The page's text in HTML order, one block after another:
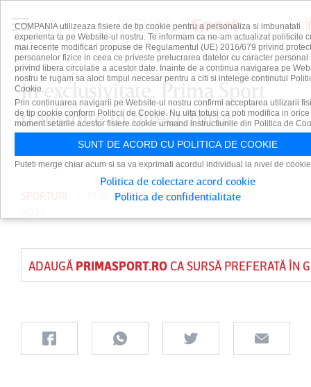
În exclusivitate, Prima Sport
transmite în direct Turul
României 2025
PUBLICAT DE DAIAN CUTUPE 31 IUL
ADAUGĂ PRIMASPORT.ROCA SURSĂ PREFERATĂ ÎN
COMPANIA utilizeaza fisiere de tip cookie pentru a personaliza si imbunatati
experienta ta pe Website-ul nostru. Te informam ca ne-am actualizat politicile
mai recente modificari propuse de Regulamentul (UE) 2016/679 privind
persoanelor fizice in ceea ce priveste prelucrarea datelor cu caracter personal
privind libera circulatie a acestor date. Inainte de a continua navigarea pe
nostru te rugam sa aloci timpul necesar pentru a citi si intelege continutul
Cookie.
Prin continuarea navigarii pe Website-ul nostru confirmi acceptarea utilizarii
de tip cookie conform Politicii de Cookie. Nu uita totusi ca poti modifica in orice
moment setarile acestor fisiere cookie urmand instructiunile din Politica de
SUNT DE ACORD CU POLITICA DE COOKIE
Puteti merge chiar acum si sa va exprimati acordul individual la nivel de
Politica de colectare acord cookie
Politica de confidentialitate